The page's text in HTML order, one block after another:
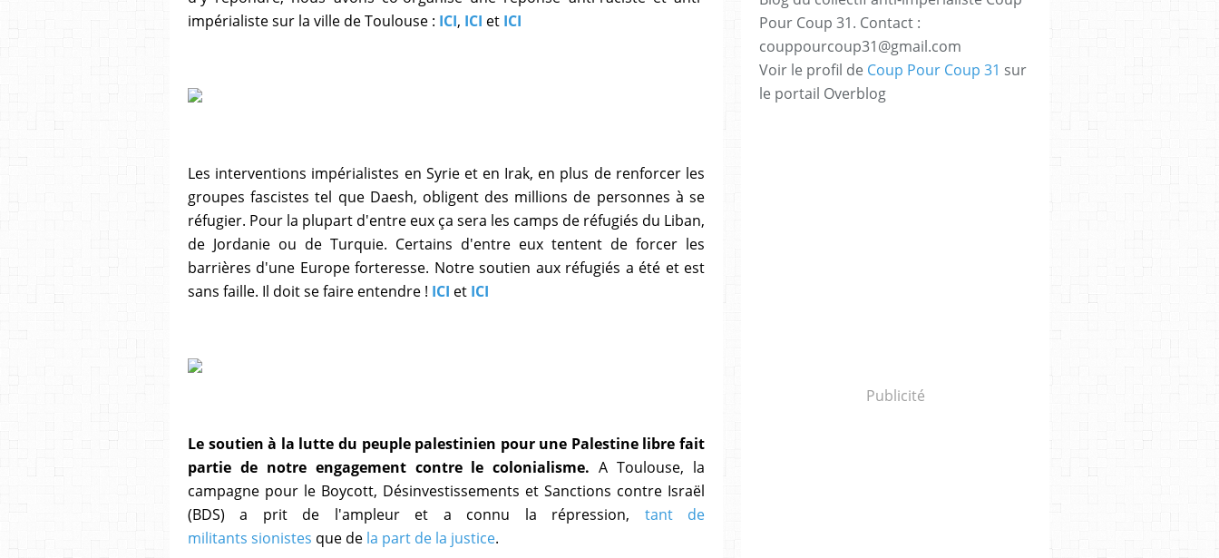
impérialiste sur la ville de Toulouse : ICI, ICI et ICI
Les interventions impérialistes en Syrie et en Irak, en plus de renforcer les
groupes fascistes tel que Daesh, obligent des millions de personnes à se
réfugier. Pour la plupart d'entre eux ça sera les camps de réfugiés du Liban,
de Jordanie ou de Turquie. Certains d'entre eux tentent de forcer les
barrières d'une Europe forteresse. Notre soutien aux réfugiés a été et est
sans faille. Il doit se faire entendre ! ICI et ICI
Le soutien à la lutte du peuple palestinien pour une Palestine libre fait
partie de notre engagement contre le colonialisme. A Toulouse, la
campagne pour le Boycott, Désinvestissements et Sanctions contre Israël
(BDS) a prit de l'ampleur et a connu la répression, tant de
militants sionistes que de la part de la justice.
Pour Coup 31. Contact :
couppourcoup31@gmail.com
Voir le profil de Coup Pour Coup 31 sur
le portail Overblog
Publicité